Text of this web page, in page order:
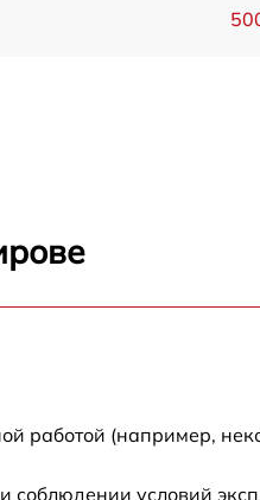
работой (например,
соблюдении условий